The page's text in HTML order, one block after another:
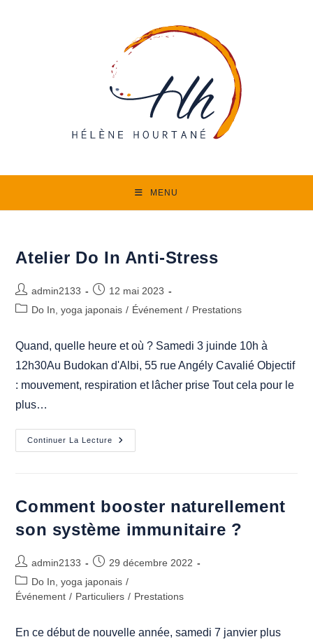
MENU
Atelier Do In Anti-Stress
Auteur/autrice
de
admin2133
Publication
publiée :
12 mai 2023
PostDo In, yoga japonais / Événement / Prestations
Quand, quelle heure et où ? Samedi 3 juinde 10h à
12h30Au Budokan d'Albi, 55 rue Angély Cavalié Objectif
: mouvement, respiration et lâcher prise Tout cela pour le
plus…
Continuer La Lecture
Atelier
Do
Comment booster naturellement
son système immunitaire ?
Auteur/autrice
de
la
admin2133
Publication
publiée :
29 décembre 2022
Post
category:
Do In, yoga japonais /
Événement / Particuliers / Prestations
En ce début de nouvelle année, samedi 7 janvier plus